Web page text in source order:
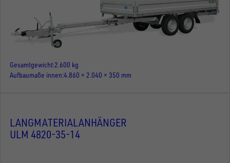
Gesamtgewicht 2.600 kg
Aufbaumaße innen 4.860 × 2.040 × 350 mm
LANGMATERIALANHÄNGER
ULM 4820-35-14